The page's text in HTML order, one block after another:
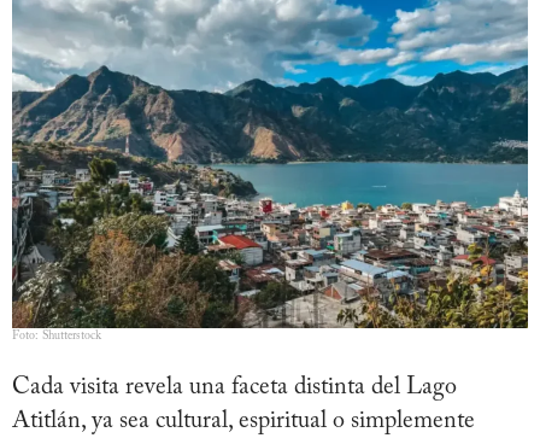
Foto: Shutterstock
Cada visita revela una faceta distinta del Lago
Atitlán, ya sea cultural, espiritual o simplemente